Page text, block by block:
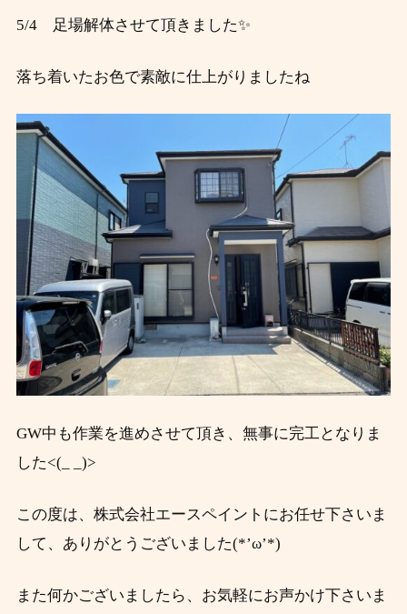
5/4 足場解体させて頂きました✨
落ち着いたお色で素敵に仕上がりましたね
GW中も作業を進めさせて頂き、無事に完工となりま
した<(_ _)>
この度は、株式会社エースペイントにお任せ下さいま
して、ありがとうございました(*’ω’*)
また何かございましたら、お気軽にお声かけ下さいま